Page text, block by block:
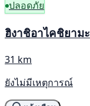
ปลอดภัย
ฮิงาชิอาไคชิยามะ
31 km
ยังไม่มีเหตุการณ์